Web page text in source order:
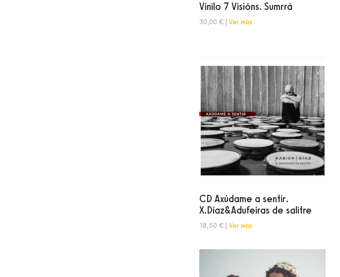
Vinilo 7 Visións. Sumrrá
30,00 € | Ver más
CD Axúdame a sentir.
X.Díaz&Adufeiras de salitre
18,50 € | Ver más